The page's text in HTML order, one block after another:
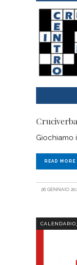
Giochiamo
READ MORE
26 GENNAIO
CALENDARIO,